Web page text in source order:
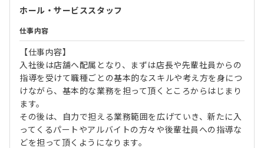
ホール・サービススタッフ
仕事内容
【仕事内容】
入社後は店舗へ配属となり、まずは店長や先輩社員からの
指導を受けて職種ごとの基本的なスキルや考え方を身につ
けながら、基本的な業務を担って頂くところからはじまり
ます。
その後は、自力で担える業務範囲を広げていき、新たに入
ってくるパートやアルバイトの方々や後輩社員への指導な
どを担って頂くようになります。